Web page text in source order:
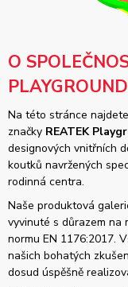
O
Na této stránce
značky REATEK
designových vnitřních
koutků navržených
rodinná centra.
Naše produktová
vyvinuté s důrazem na
normu EN 1176:2017.
našich bohatých
dosud úspěšně